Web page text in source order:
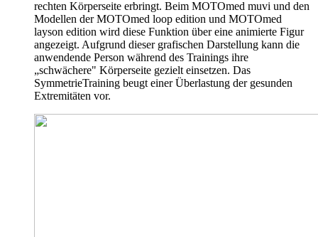
rechten Körperseite erbringt. Beim MOTOmed muvi und den
Modellen der MOTOmed loop edition und MOTOmed
layson edition wird diese Funktion über eine animierte Figur
angezeigt. Aufgrund dieser grafischen Darstellung kann die
anwendende Person während des Trainings ihre
„schwächere" Körperseite gezielt einsetzen. Das
SymmetrieTraining beugt einer Überlastung der gesunden
Extremitäten vor.